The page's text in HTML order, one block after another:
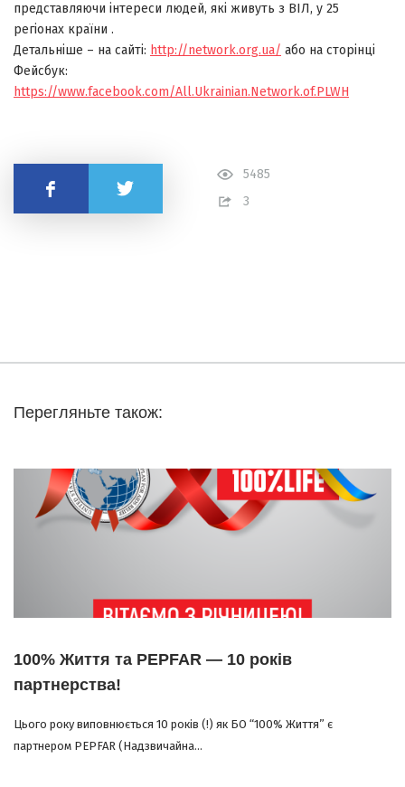
представляючи інтереси людей, які живуть з ВІЛ, у 25
регіонах країни .
Детальніше – на сайті: http://network.org.ua/ або на сторінці
Фейсбук:
https://www.facebook.com/All.Ukrainian.Network.of.PLWH
5485
3
Поділитись
Перегляньте також:
100% Життя та PEPFAR — 10 років
партнерства!
Цього року виповнюється 10 років (!) як БО “100% Життя” є
партнером PEPFAR (Надзвичайна...